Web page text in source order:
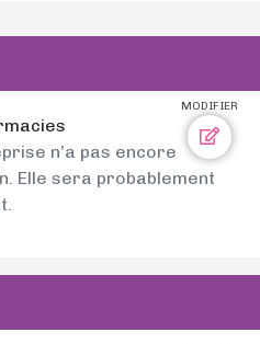
MODIFIER
n’a pas encore
Elle sera probablement